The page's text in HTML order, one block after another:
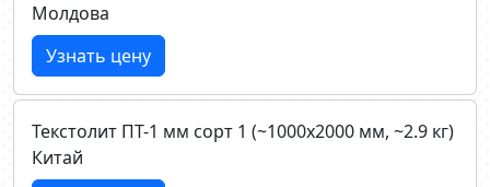
Молдова
Узнать цену
Текстолит ПТ-1 мм сорт 1 (~1000х2000 мм, ~2.9 кг)
Китай